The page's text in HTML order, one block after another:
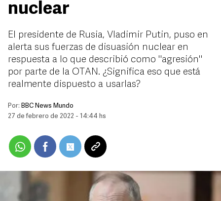
nuclear
El presidente de Rusia, Vladimir Putin, puso en
alerta sus fuerzas de disuasión nuclear en
respuesta a lo que describió como "agresión"
por parte de la OTAN. ¿Significa eso que está
realmente dispuesto a usarlas?
Por: BBC News Mundo
27 de febrero de 2022 - 14:44 hs